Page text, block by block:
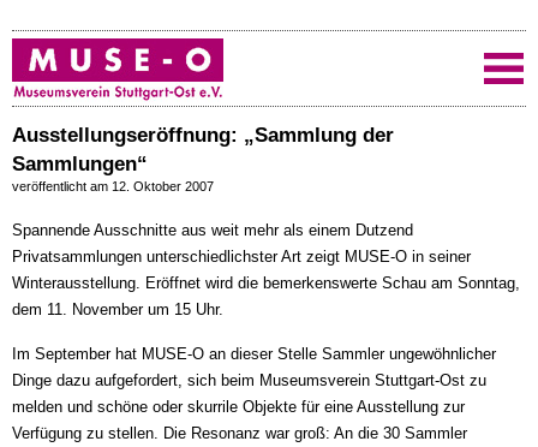
Ausstellungseröffnung: „Sammlung der
Sammlungen“
veröffentlicht am 12. Oktober 2007
Spannende Ausschnitte aus weit mehr als einem Dutzend
Privatsammlungen unterschiedlichster Art zeigt MUSE-O in seiner
Winterausstellung. Eröffnet wird die bemerkenswerte Schau am Sonntag,
dem 11. November um 15 Uhr.
Im September hat MUSE-O an dieser Stelle Sammler ungewöhnlicher
Dinge dazu aufgefordert, sich beim Museumsverein Stuttgart-Ost zu
melden und schöne oder skurrile Objekte für eine Ausstellung zur
Verfügung zu stellen. Die Resonanz war groß: An die 30 Sammler